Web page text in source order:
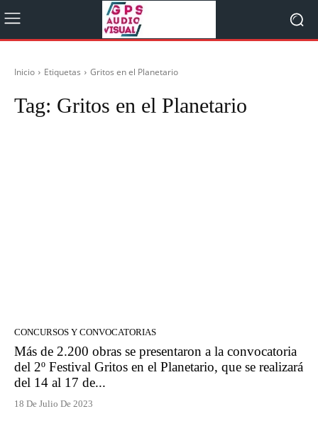
Inicio Etiquetas Gritos en el Planetario
Tag: Gritos en el Planetario
CONCURSOS Y CONVOCATORIAS
Más de 2.200 obras se presentaron a la convocatoria
del 2º Festival Gritos en el Planetario, que se realizará
del 14 al 17 de...
18 De Julio De 2023